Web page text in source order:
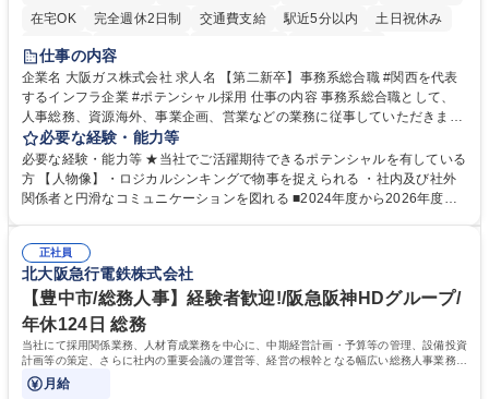
在宅OK
完全週休2日制 交通費支給 駅近5分以内
土日祝休み
服装自由
第二新卒歓迎
仕事の内容
企業名 大阪ガス株式会社 求人名 【第二新卒】事務系総合職 #関西を代表
するインフラ企業 #ポテンシャル採用 仕事の内容 事務系総合職として、
人事総務、資源海外、事業企画、営業などの業務に従事していただきま
す。 【業務内容の一例】■所属事業部の勤労業務 ■海外に関係する各種業
務 ■営業部門の企画スタッフ、ルート営業 【キャリアパス】入社後の配属
ポジションで一定期間ご活躍頂いた後、本人の適性及び将来のキャリアを
鑑みてジョブローテーションを行います。 【育成】OJTでの現場育成や研
表するインフラ企業 #ポテンシャル採用
必要な経験・能力等
必要な経験・能力等 ★当社でご活躍期待できるポテンシャルを有している
方 【人物像】・ロジカルシンキングで物事を捉えられる ・社内及び社外
関係者と円滑なコミュニケーションを図れる ■2024年度から2026年度ま
72.html ■エネルギーセキュリティの不安定化や気候変動による自然災害の
甚大化など、これまで以上に社会課題解決の重要性が高まっています。
「未来の日常」の創造に向けて持続可能な社会の実現に貢献してまいりま
す。 学歴・資格 学歴：大学院 大学 語学力： 資格：
正社員
北大阪急行電鉄株式会社
【豊中市/総務人事】経験者歓迎!/阪急阪神HDグループ/
年休124日 総務
当社にて採用関係業務、人材育成業務を中心に、中期経営計画・予算等の管理、設備投資
計画等の策定、さらに社内の重要会議の運営等、経営の根幹となる幅広い総務人事業務全
般を担当していただきます。
月給